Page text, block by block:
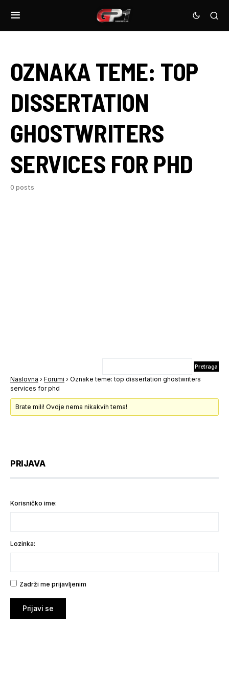
OZNAKA TEME: TOP
DISSERTATION
GHOSTWRITERS
SERVICES FOR PHD
0 posts
Naslovna › Forumi › Oznake teme: top dissertation ghostwriters
services for phd
Brate mili! Ovdje nema nikakvih tema!
PRIJAVA
Korisničko ime:
Lozinka:
Zadrži me prijavljenim
Prijavi se